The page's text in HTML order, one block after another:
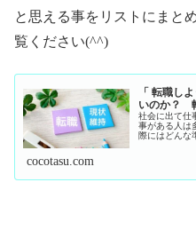
と思える事をリストにまと
覧ください(^^)
「 転職し
いのか？
社会に出て仕
事がある人は
際にはどんな
cocotasu.com